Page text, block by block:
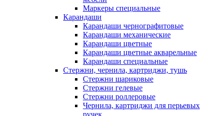
Маркеры специальные
Карандаши
Карандаши чернографитовые
Карандаши механические
Карандаши цветные
Карандаши цветные акварельные
Карандаши специальные
Стержни, чернила, картриджи, тушь
Стержни шариковые
Стержни гелевые
Стержни роллеровые
Чернила, картриджи для перьевых